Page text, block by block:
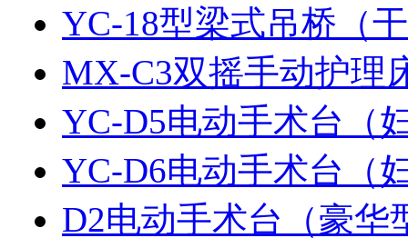
YC-18型梁式吊桥（
MX-C3双摇手动护理
YC-D5电动手术台（
YC-D6电动手术台（
D2电动手术台（豪华